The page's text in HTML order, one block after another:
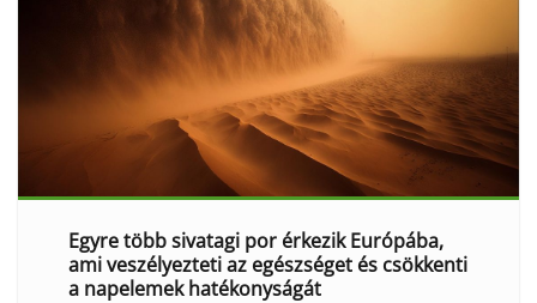
Egyre több sivatagi por érkezik Európába,
ami veszélyezteti az egészséget és csökkenti
a napelemek hatékonyságát